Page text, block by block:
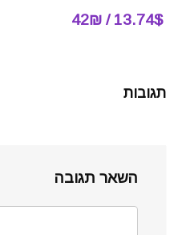
13.74$ / 42₪
תגובות
השאר תגובה